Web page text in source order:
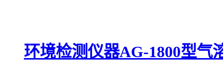
环境检测仪器AG-1800型气